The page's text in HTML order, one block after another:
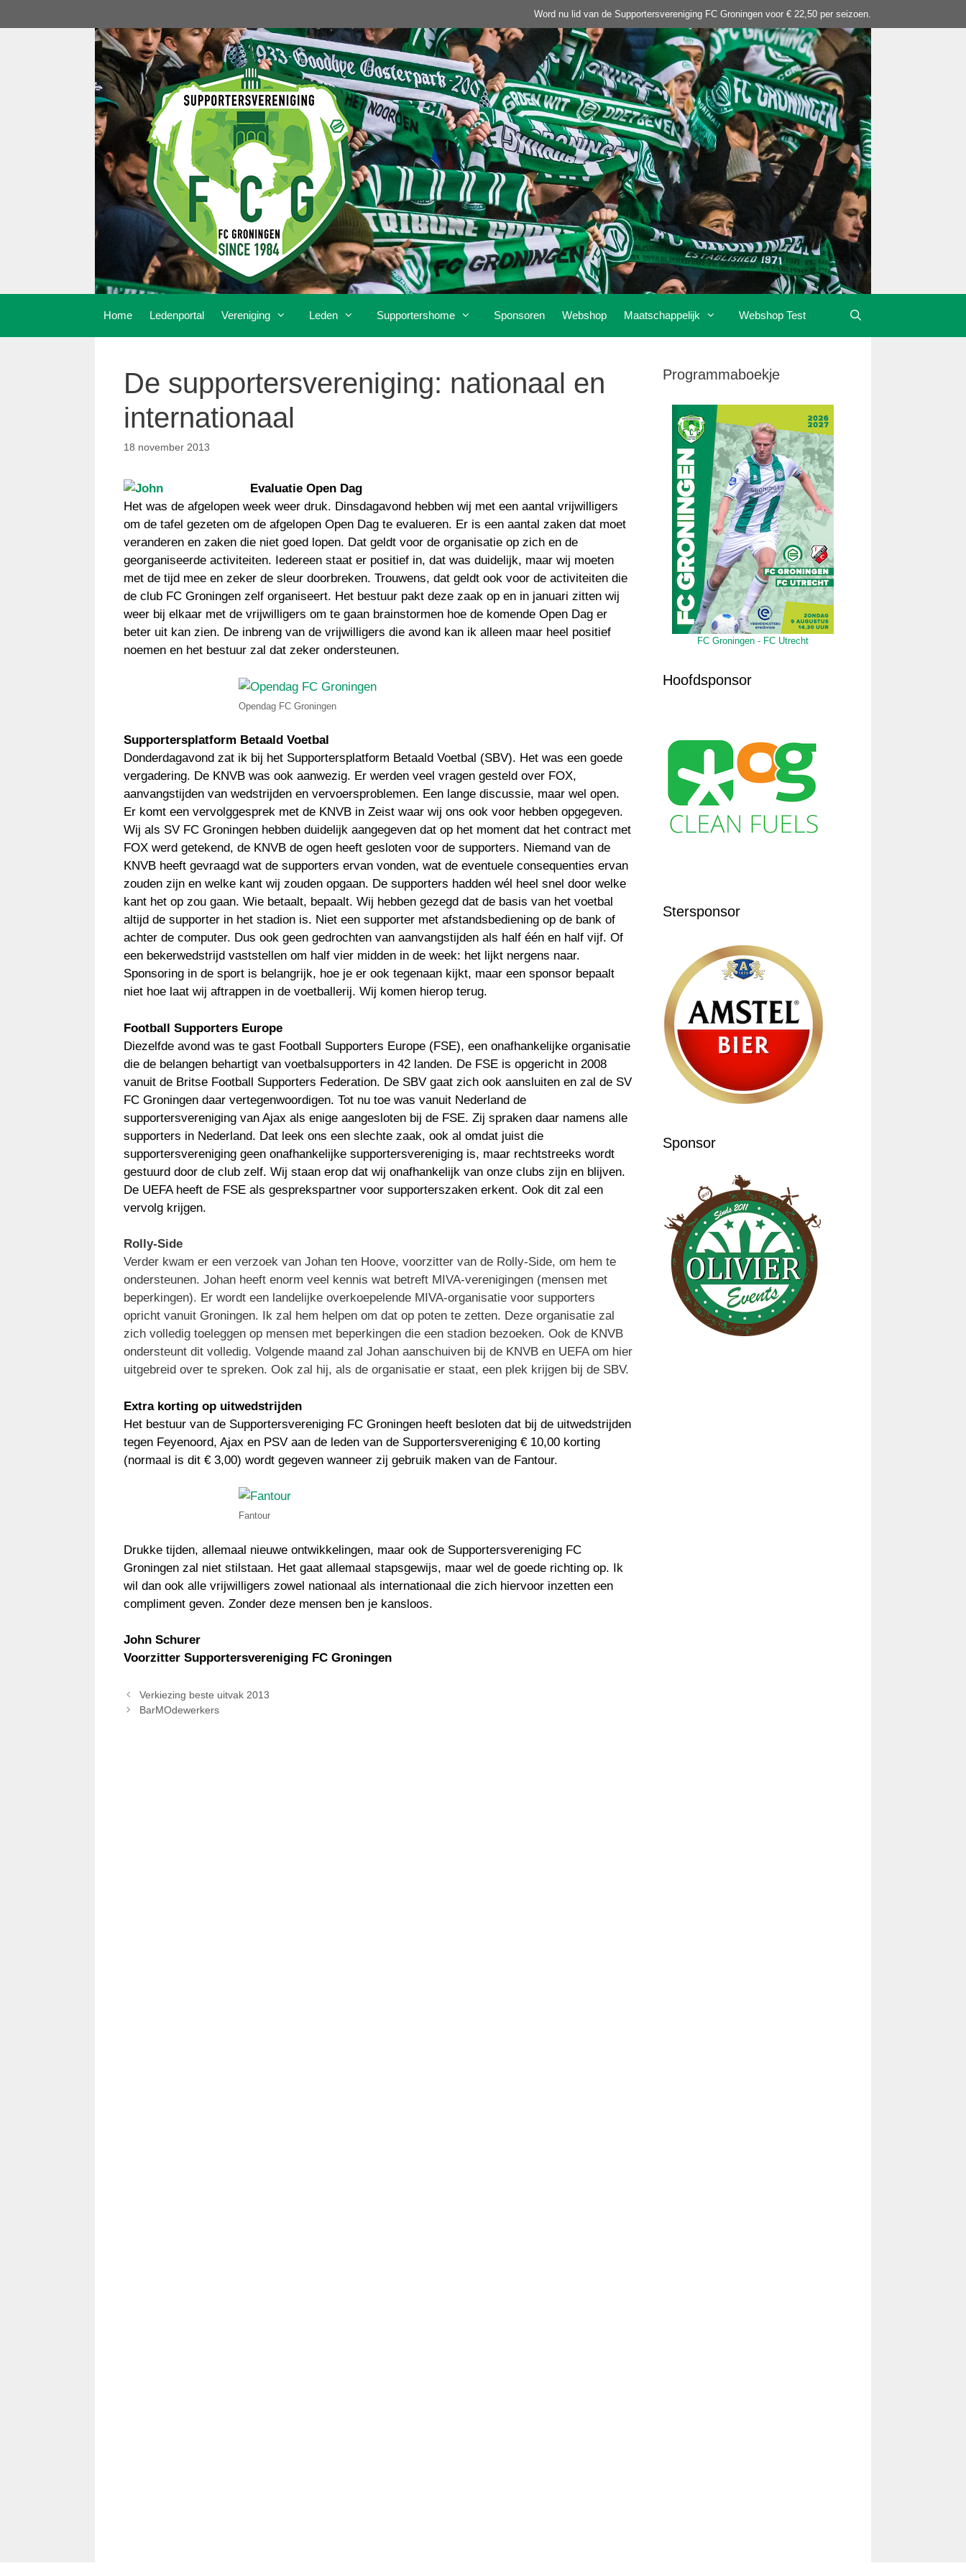
naar
Word nu lid van de Supportersvereniging FC Groningen voor € 22,50 per seizoen.
Home Ledenportal Vereniging Leden Supportershome Sponsoren Webshop Maatschappelijk Webshop Test
De supportersvereniging: nationaal en
internationaal
18 november 2013
Evaluatie Open Dag
Het was de afgelopen week weer druk. Dinsdagavond hebben wij met een aantal vrijwilligers
om de tafel gezeten om de afgelopen Open Dag te evalueren. Er is een aantal zaken dat moet
veranderen en zaken die niet goed lopen. Dat geldt voor de organisatie op zich en de
georganiseerde activiteiten. Iedereen staat er positief in, dat was duidelijk, maar wij moeten
met de tijd mee en zeker de sleur doorbreken. Trouwens, dat geldt ook voor de activiteiten die
de club FC Groningen zelf organiseert. Het bestuur pakt deze zaak op en in januari zitten wij
weer bij elkaar met de vrijwilligers om te gaan brainstormen hoe de komende Open Dag er
beter uit kan zien. De inbreng van de vrijwilligers die avond kan ik alleen maar heel positief
noemen en het bestuur zal dat zeker ondersteunen.
Opendag FC Groningen
Supportersplatform Betaald Voetbal
Donderdagavond zat ik bij het Supportersplatform Betaald Voetbal (SBV). Het was een goede
vergadering. De KNVB was ook aanwezig. Er werden veel vragen gesteld over FOX,
aanvangstijden van wedstrijden en vervoersproblemen. Een lange discussie, maar wel open.
Er komt een vervolggesprek met de KNVB in Zeist waar wij ons ook voor hebben opgegeven.
Wij als SV FC Groningen hebben duidelijk aangegeven dat op het moment dat het contract met
FOX werd getekend, de KNVB de ogen heeft gesloten voor de supporters. Niemand van de
KNVB heeft gevraagd wat de supporters ervan vonden, wat de eventuele consequenties ervan
zouden zijn en welke kant wij zouden opgaan. De supporters hadden wél heel snel door welke
kant het op zou gaan. Wie betaalt, bepaalt. Wij hebben gezegd dat de basis van het voetbal
altijd de supporter in het stadion is. Niet een supporter met afstandsbediening op de bank of
achter de computer. Dus ook geen gedrochten van aanvangstijden als half één en half vijf. Of
een bekerwedstrijd vaststellen om half vier midden in de week: het lijkt nergens naar.
Sponsoring in de sport is belangrijk, hoe je er ook tegenaan kijkt, maar een sponsor bepaalt
niet hoe laat wij aftrappen in de voetballerij. Wij komen hierop terug.
Football Supporters Europe
Diezelfde avond was te gast Football Supporters Europe (FSE), een onafhankelijke organisatie
die de belangen behartigt van voetbalsupporters in 42 landen. De FSE is opgericht in 2008
vanuit de Britse Football Supporters Federation. De SBV gaat zich ook aansluiten en zal de SV
FC Groningen daar vertegenwoordigen. Tot nu toe was vanuit Nederland de
supportersvereniging van Ajax als enige aangesloten bij de FSE. Zij spraken daar namens alle
supporters in Nederland. Dat leek ons een slechte zaak, ook al omdat juist die
supportersvereniging geen onafhankelijke supportersvereniging is, maar rechtstreeks wordt
gestuurd door de club zelf. Wij staan erop dat wij onafhankelijk van onze clubs zijn en blijven.
De UEFA heeft de FSE als gesprekspartner voor supporterszaken erkent. Ook dit zal een
vervolg krijgen.
Rolly-Side
Verder kwam er een verzoek van Johan ten Hoove, voorzitter van de Rolly-Side, om hem te
ondersteunen. Johan heeft enorm veel kennis wat betreft MIVA-verenigingen (mensen met
beperkingen). Er wordt een landelijke overkoepelende MIVA-organisatie voor supporters
opricht vanuit Groningen. Ik zal hem helpen om dat op poten te zetten. Deze organisatie zal
zich volledig toeleggen op mensen met beperkingen die een stadion bezoeken. Ook de KNVB
ondersteunt dit volledig. Volgende maand zal Johan aanschuiven bij de KNVB en UEFA om hier
uitgebreid over te spreken. Ook zal hij, als de organisatie er staat, een plek krijgen bij de SBV.
Extra korting op uitwedstrijden
Het bestuur van de Supportersvereniging FC Groningen heeft besloten dat bij de uitwedstrijden
tegen Feyenoord, Ajax en PSV aan de leden van de Supportersvereniging € 10,00 korting
(normaal is dit € 3,00) wordt gegeven wanneer zij gebruik maken van de Fantour.
Fantour
Drukke tijden, allemaal nieuwe ontwikkelingen, maar ook de Supportersvereniging FC
Groningen zal niet stilstaan. Het gaat allemaal stapsgewijs, maar wel de goede richting op. Ik
wil dan ook alle vrijwilligers zowel nationaal als internationaal die zich hiervoor inzetten een
compliment geven. Zonder deze mensen ben je kansloos.
John Schurer
Voorzitter Supportersvereniging FC Groningen
Verkiezing beste uitvak 2013
BarMOdewerkers
Programmaboekje
FC Groningen - FC Utrecht
Hoofdsponsor
Stersponsor
Sponsor